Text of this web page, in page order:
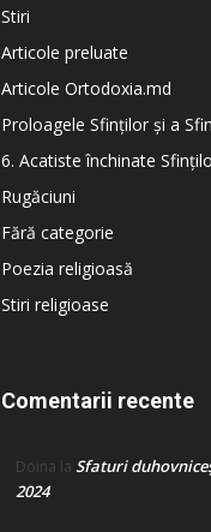
Stiri
Articole preluate
Articole Ortodoxia.md
Proloagele Sfinților și a
6. Acatiste închinate
Rugăciuni
Fără categorie
Poezia religioasă
Stiri religioase
Comentarii recente
Doina la Sfaturi
2024